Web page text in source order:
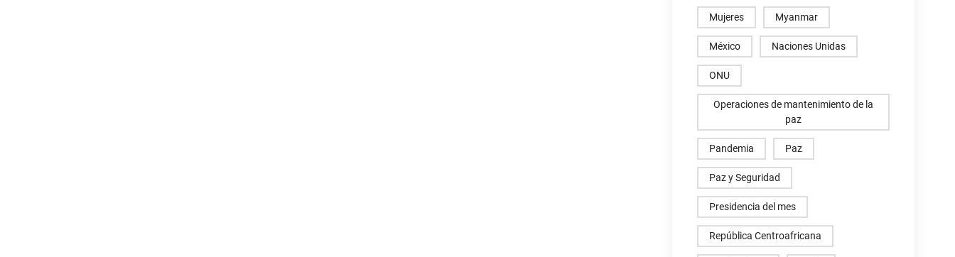
Mujeres Myanmar
México Naciones Unidas
ONU
Operaciones de mantenimiento de la
paz
Pandemia Paz
Paz y Seguridad
Presidencia del mes
República Centroafricana